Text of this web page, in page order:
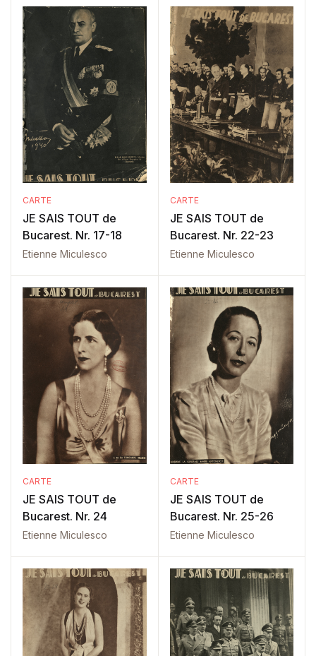
CARTE
JE SAIS TOUT de
Bucarest. Nr. 17-18
Etienne Miculesco
CARTE
JE SAIS TOUT de
Bucarest. Nr. 22-23
Etienne Miculesco
CARTE
JE SAIS TOUT de
Bucarest. Nr. 24
Etienne Miculesco
CARTE
JE SAIS TOUT de
Bucarest. Nr. 25-26
Etienne Miculesco